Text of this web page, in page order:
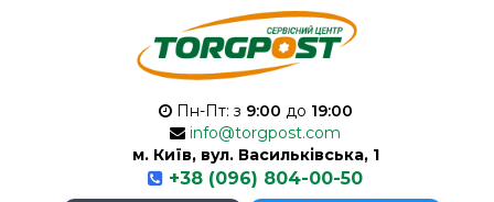
Пн-Пт: з 9:00 до 19:00
info@torgpost.com
м. Київ, вул. Васильківська, 1
+38 (096) 804-00-50